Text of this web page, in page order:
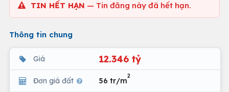
TIN HẾT HẠN — Tin đăng này đã hết hạn.
Thông tin chung
Giá 12.346 tỷ
Đơn giá đất 56 tr/m
2